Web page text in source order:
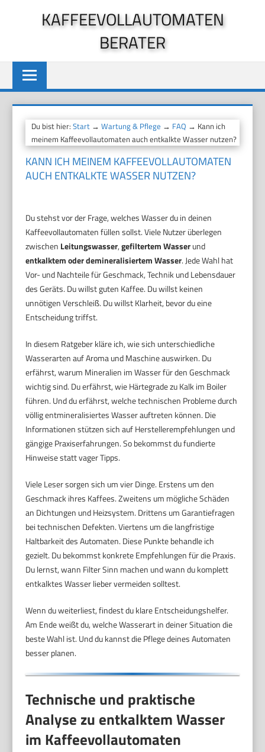
KAFFEEVOLLAUTOMATEN
BERATER
Du bist hier:Start →Wartung & Pflege → FAQ → Kann ich
meinem Kaffeevollautomaten auch entkalkte Wasser nutzen?
KANN ICH MEINEM KAFFEEVOLLAUTOMATEN
AUCH ENTKALKTE WASSER NUTZEN?
Du stehst vor der Frage, welches Wasser du in deinen
Kaffeevollautomaten füllen sollst. Viele Nutzer überlegen
zwischen Leitungswasser,gefiltertem Wasserund
entkalktem oder demineralisiertem Wasser. Jede Wahl hat
Vor- und Nachteile für Geschmack, Technik und Lebensdauer
des Geräts. Du willst guten Kaffee. Du willst keinen
unnötigen Verschleiß. Du willst Klarheit, bevor du eine
Entscheidung triffst.
In diesem Ratgeber kläre ich, wie sich unterschiedliche
Wasserarten auf Aroma und Maschine auswirken. Du
erfährst, warum Mineralien im Wasser für den Geschmack
wichtig sind. Du erfährst, wie Härtegrade zu Kalk im Boiler
führen. Und du erfährst, welche technischen Probleme durch
völlig entmineralisiertes Wasser auftreten können. Die
Informationen stützen sich auf Herstellerempfehlungen und
gängige Praxiserfahrungen. So bekommst du fundierte
Hinweise statt vager Tipps.
Viele Leser sorgen sich um vier Dinge. Erstens um den
Geschmack ihres Kaffees. Zweitens um mögliche Schäden
an Dichtungen und Heizsystem. Drittens um Garantiefragen
bei technischen Defekten. Viertens um die langfristige
Haltbarkeit des Automaten. Diese Punkte behandle ich
gezielt. Du bekommst konkrete Empfehlungen für die Praxis.
Du lernst, wann Filter Sinn machen und wann du komplett
entkalktes Wasser lieber vermeiden solltest.
Wenn du weiterliest, findest du klare Entscheidungshelfer.
Am Ende weißt du, welche Wasserart in deiner Situation die
beste Wahl ist. Und du kannst die Pflege deines Automaten
besser planen.
Technische und praktische
Analyse zu entkalktem Wasser
im Kaffeevollautomaten